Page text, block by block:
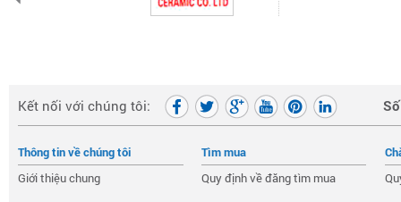
Kết nối với chúng tôi:
Thông tin về chúng tôi
Giới thiệu chung
Tìm mua
Quy định về đăng tìm mua